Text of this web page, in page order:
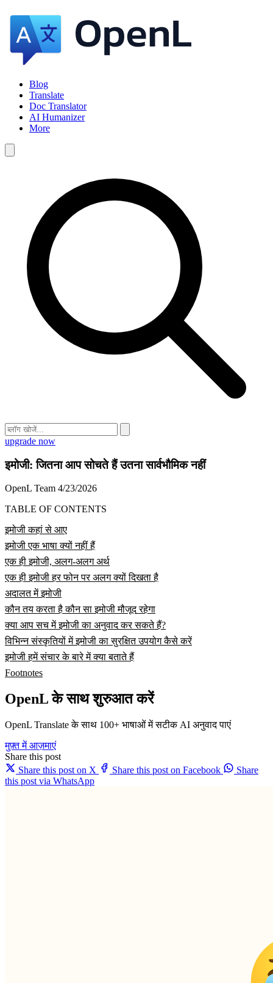
Blog
Translate
Doc Translator
AI Humanizer
More
upgrade now
इमोजी: जितना आप सोचते हैं उतना सार्वभौमिक नहीं
OpenL Team 4/23/2026
TABLE OF CONTENTS
इमोजी कहां से आए
इमोजी एक भाषा क्यों नहीं हैं
एक ही इमोजी, अलग-अलग अर्थ
एक ही इमोजी हर फोन पर अलग क्यों दिखता है
अदालत में इमोजी
कौन तय करता है कौन सा इमोजी मौजूद रहेगा
क्या आप सच में इमोजी का अनुवाद कर सकते हैं?
विभिन्न संस्कृतियों में इमोजी का सुरक्षित उपयोग कैसे करें
इमोजी हमें संचार के बारे में क्या बताते हैं
Footnotes
OpenL के साथ शुरुआत करें
OpenL Translate के साथ 100+ भाषाओं में सटीक AI अनुवाद पाएं
मुफ़्त में आज़माएं
Share this post
Share this post on X
Share this post on Facebook
Share
this post via WhatsApp